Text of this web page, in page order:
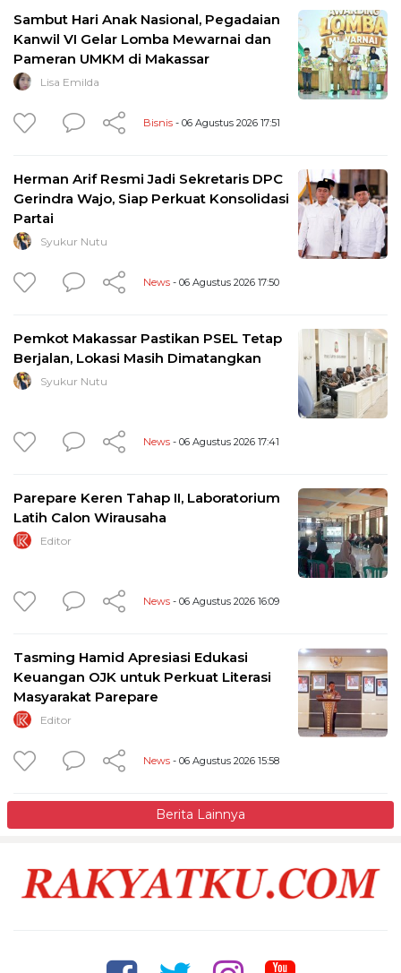
Sambut Hari Anak Nasional, Pegadaian
Kanwil VI Gelar Lomba Mewarnai dan
Pameran UMKM di Makassar
Lisa Emilda
Bisnis - 06 Agustus 2026 17:51
Herman Arif Resmi Jadi Sekretaris DPC
Gerindra Wajo, Siap Perkuat Konsolidasi
Partai
Syukur Nutu
News - 06 Agustus 2026 17:50
Pemkot Makassar Pastikan PSEL Tetap
Berjalan, Lokasi Masih Dimatangkan
Syukur Nutu
News - 06 Agustus 2026 17:41
Parepare Keren Tahap II, Laboratorium
Latih Calon Wirausaha
Editor
News - 06 Agustus 2026 16:09
Tasming Hamid Apresiasi Edukasi
Keuangan OJK untuk Perkuat Literasi
Masyarakat Parepare
Editor
News - 06 Agustus 2026 15:58
Berita Lainnya